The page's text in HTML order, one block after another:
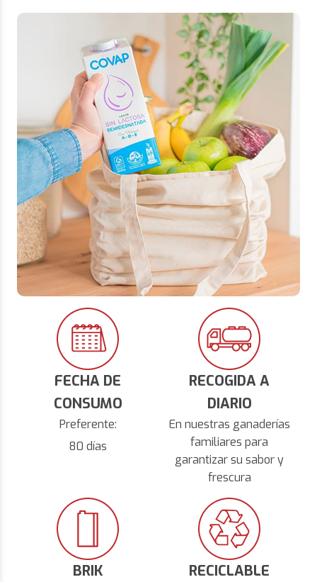
FECHA DE
CONSUMO
Preferente:
80 días
RECOGIDA A
DIARIO
En nuestras ganaderías
familiares para
garantizar su sabor y
frescura
BRIK RECICLABLE